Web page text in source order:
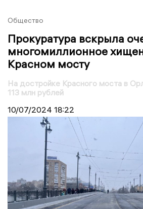
Общество
Прокуратура вскрыла
многомиллионное
Красном мосту
На достройке Красного моста в
113 млн рублей
10/07/2024 18:22